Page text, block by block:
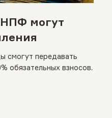
могут
смогут передавать
обязательных взносов.